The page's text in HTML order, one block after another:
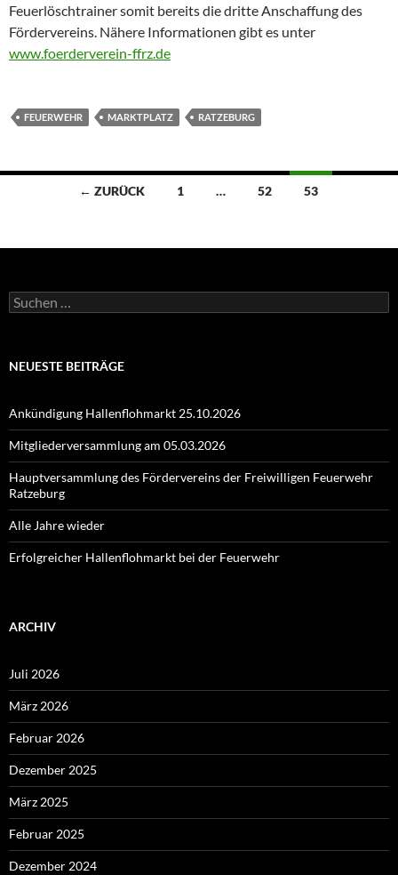
Feuerlöschtrainer somit bereits die dritte Anschaffung des
Fördervereins. Nähere Informationen gibt es unter
www.foerderverein-ffrz.de
FEUERWEHR MARKTPLATZ RATZEBURG
Beitragsnavigation
← ZURÜCK 1 … 52 53
Suchen
nach:
NEUESTE BEITRÄGE
Ankündigung Hallenflohmarkt 25.10.2026
Mitgliederversammlung am 05.03.2026
Hauptversammlung des Fördervereins der Freiwilligen Feuerwehr
Ratzeburg
Alle Jahre wieder
Erfolgreicher Hallenflohmarkt bei der Feuerwehr
ARCHIV
Juli 2026
März 2026
Februar 2026
Dezember 2025
März 2025
Februar 2025
Dezember 2024